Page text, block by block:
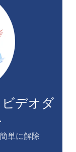
ビデオダ
単に解除